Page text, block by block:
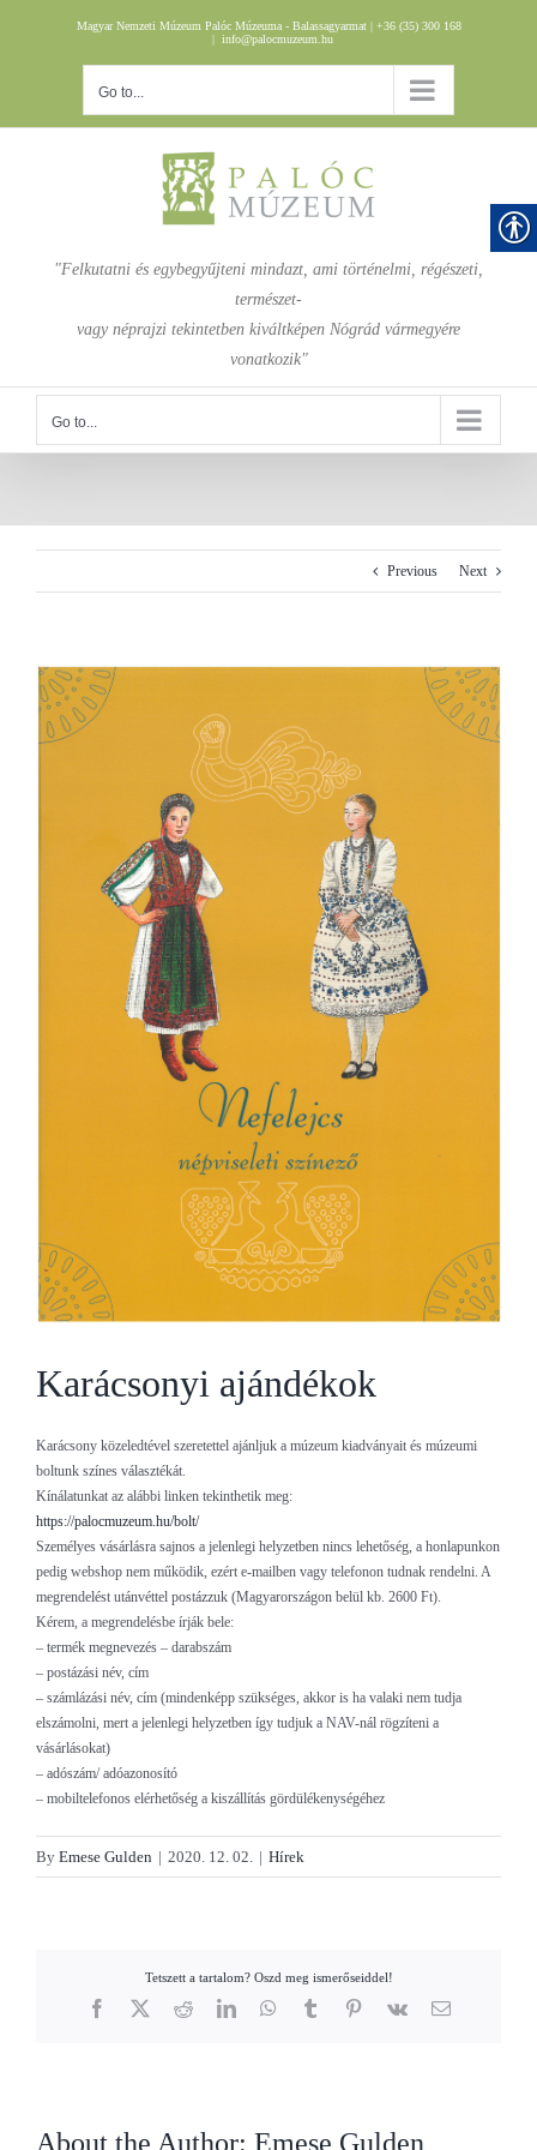
Magyar Nemzeti Múzeum Palóc Múzeuma - Balassagyarmat | +36 (35) 300 168
| info@palocmuzeum.hu
Go to...
"Felkutatni és egybegyűjteni mindazt, ami történelmi, régészeti,
természet-
vagy néprajzi tekintetben kiváltképen Nógrád vármegyére
vonatkozik"
Go to...
Previous Next
View
Larger
Image
Karácsonyi ajándékok
Karácsony közeledtével szeretettel ajánljuk a múzeum kiadványait és múzeumi
boltunk színes választékát.
Kínálatunkat az alábbi linken tekinthetik meg:
https://palocmuzeum.hu/bolt/
Személyes vásárlásra sajnos a jelenlegi helyzetben nincs lehetőség, a honlapunkon
pedig webshop nem működik, ezért e-mailben vagy telefonon tudnak rendelni. A
megrendelést utánvéttel postázzuk (Magyarországon belül kb. 2600 Ft).
Kérem, a megrendelésbe írják bele:
– termék megnevezés – darabszám
– postázási név, cím
– számlázási név, cím (mindenképp szükséges, akkor is ha valaki nem tudja
elszámolni, mert a jelenlegi helyzetben így tudjuk a NAV-nál rögzíteni a
vásárlásokat)
– adószám/ adóazonosító
– mobiltelefonos elérhetőség a kiszállítás gördülékenységéhez
By Emese Gulden | 2020. 12. 02. | Hírek
Tetszett a tartalom? Oszd meg ismerőseiddel!
Facebook
X RedditLinkedInWhatsApp
TumblrPinterest
Vk Email
About the Author: Emese Gulden